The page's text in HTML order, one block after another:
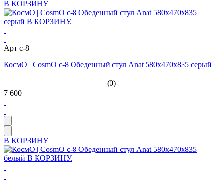
В КОРЗИНУ
Арт c-8
КосмО | CosmO c-8 Обеденный стул Anat 580х470х835 серый
(0)
7 600
В КОРЗИНУ